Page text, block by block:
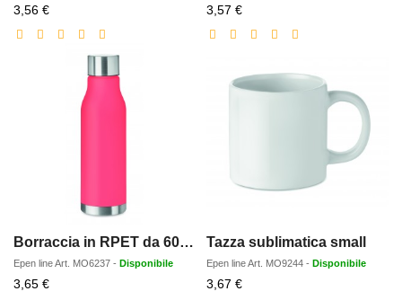
3,56 €Prezzo
scontato
3,57 €Prezzo
scontato
Borraccia in RPET da 600ml
Epen lineArt. MO6237 - Disponibile
3,65 €Prezzo
Tazza sublimatica small
Epen lineArt. MO9244 - Disponibile
3,67 €Prezzo